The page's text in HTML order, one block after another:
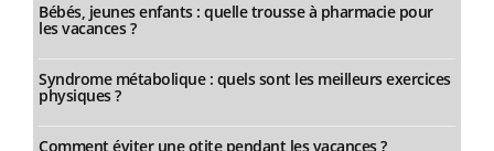
Bébés, jeunes enfants : quelle trousse à pharmacie pour
les vacances ?
Syndrome métabolique : quels sont les meilleurs exercices
physiques ?
Comment éviter une otite pendant les vacances ?